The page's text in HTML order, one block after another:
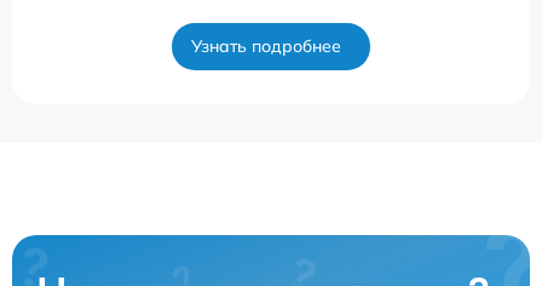
Узнать подробнее